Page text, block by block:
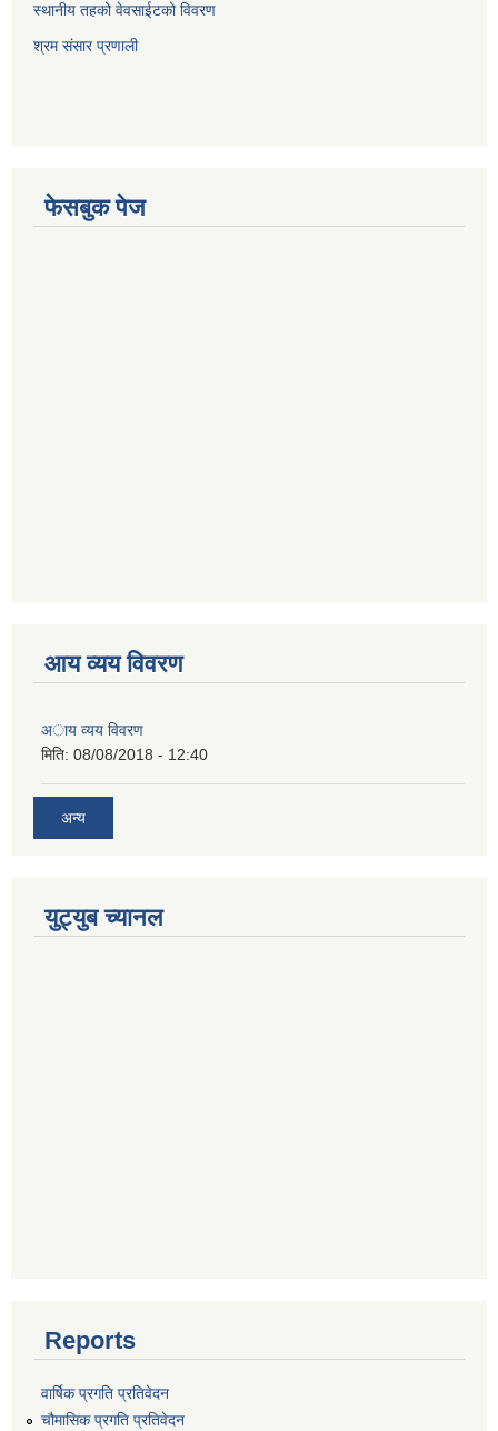
स्थानीय तहको वेवसाईटको विवरण
श्रम संसार प्रणाली
फेसबुक पेज
आय व्यय विवरण
अाय व्यय विवरण
मिति: 08/08/2018 - 12:40
अन्य
युट्युब च्यानल
Reports
वार्षिक प्रगति प्रतिवेदन
चौमासिक प्रगति प्रतिवेदन